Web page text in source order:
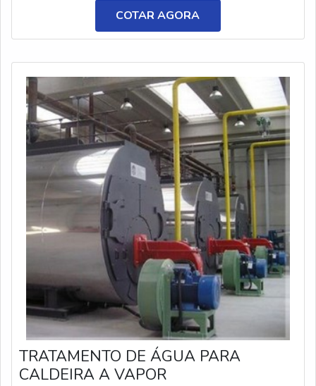
aditivos são utilizados de forma dosada, evitando a
formação de incrustação, ataques corrosivos e formação
de micro-organismos.CARACTER
COTAR AGORA
TRATAMENTO DE ÁGUA PARA
CALDEIRA A VAPOR